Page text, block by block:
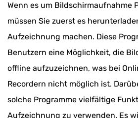
Wenn es um Bildschirmaufnahme
müssen Sie zuerst es
Aufzeichnung machen. Diese
Benutzern eine Möglichkeit, die
offline aufzuzeichnen, was bei
Recordern nicht möglich ist.
solche Programme vielfältige
Aufzeichnung zu verwenden. Es